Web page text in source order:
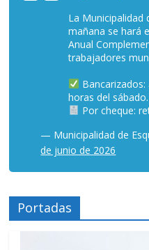
La Municipalidad
mañana se hará
Anual
trabajadores
horas del sábado.
Por cheque:
— Municipalidad de
de junio de 2026
Portadas